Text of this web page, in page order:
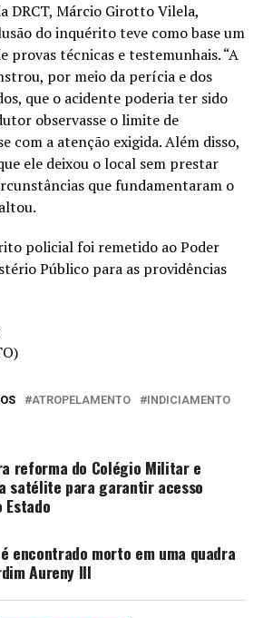
DRCT, Márcio Girotto Vilela,
do inquérito teve como base um
provas técnicas e testemunhais. “A
por meio da perícia e dos
que o acidente poderia ter sido
observasse o limite de
com a atenção exigida. Além disso,
ele deixou o local sem prestar
que fundamentaram o
policial foi remetido ao Poder
Público para as providências
ATROPELAMENTO
INDICIAMENTO
reforma do Colégio Militar e
satélite para garantir acesso
encontrado morto em uma quadra
Aureny III